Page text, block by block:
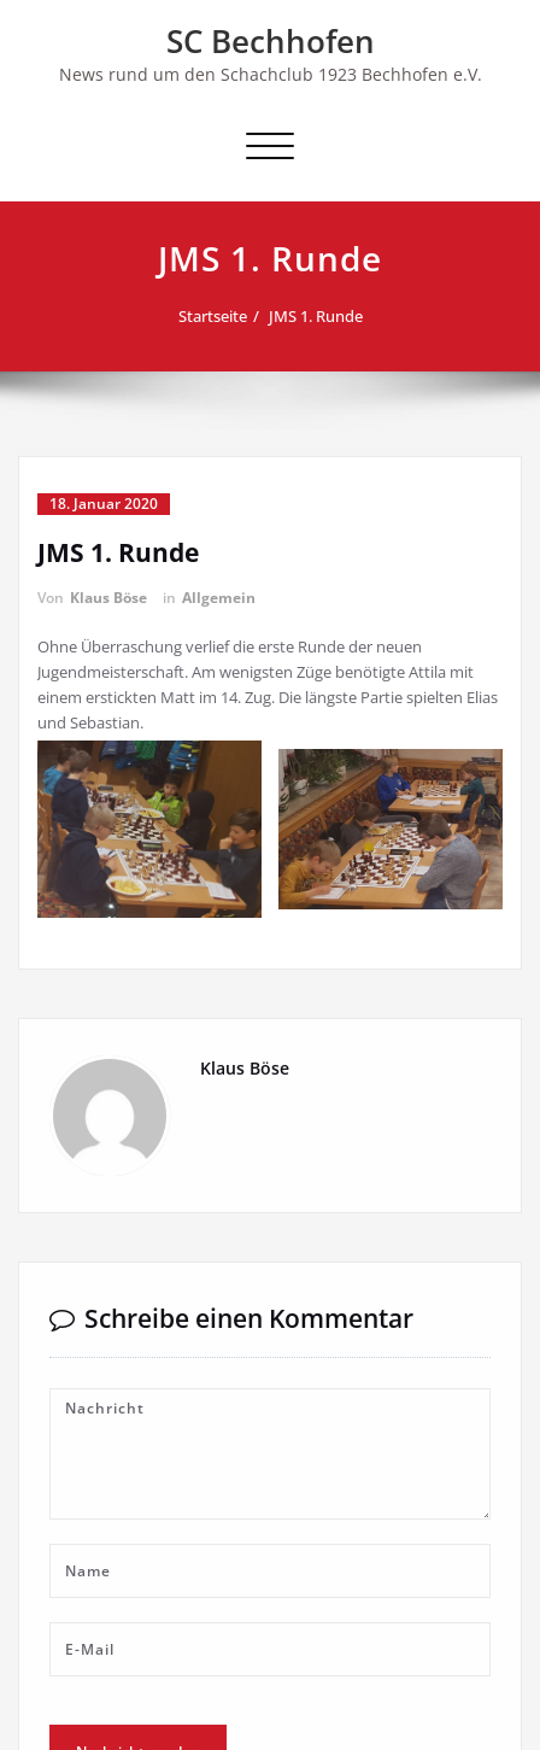
SC Bechhofen
News rund um den Schachclub 1923 Bechhofen e.V.
Schalte
JMS 1. Runde
Startseite JMS 1. Runde
18. Januar 2020
JMS 1. Runde
Von Klaus Böse in Allgemein
Ohne Überraschung verlief die erste Runde der neuen
Jugendmeisterschaft. Am wenigsten Züge benötigte Attila mit
einem erstickten Matt im 14. Zug. Die längste Partie spielten Elias
und Sebastian.
Klaus Böse
Schreibe einen Kommentar